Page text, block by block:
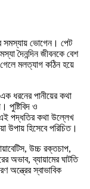
সমস্যায় ভোগেন। পেট
দৈনন্দিন জীবনকে বেশ
মলত্যাগ কঠিন হয়ে
ধরনের পানীয়ের কথা
পুষ্টিবিদ ও
এই পদ্ধতির কথা উল্লেখ
উপায় হিসেবে পরিচিত।
উচ্চ রক্তচাপ,
অভাব, ব্যায়ামের ঘাটতি
অন্ত্রের স্বাভাবিক